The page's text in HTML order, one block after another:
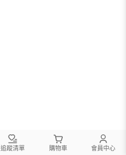
追蹤清單 購物車 會員中心